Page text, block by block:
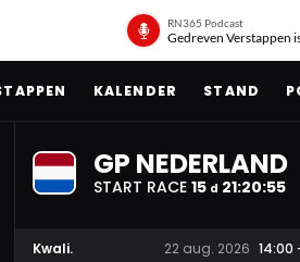
RN365 Podcast
Gedreven Verstappen
KALENDER STAND
GP NEDERLAND
START RACE 15 d 21:20:53
Kwali. 22 aug. 2026 14:00